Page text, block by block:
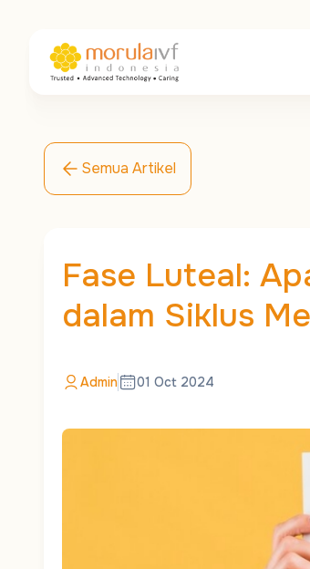
Semua Artikel
Fase Luteal:
dalam Siklus
Admin 01 Oct 2024